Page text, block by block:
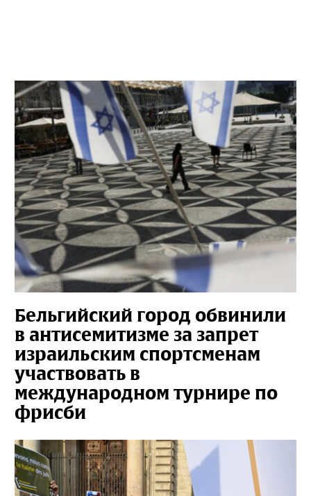
Бельгийский город обвинили
в антисемитизме за запрет
израильским спортсменам
участвовать в
международном турнире по
фрисби